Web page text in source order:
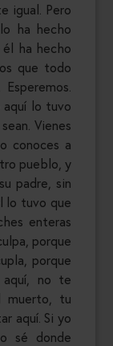
igual. Pero
ha hecho
ha hecho
que todo
aquí lo tuvo
Vienes
conoces a
pueblo, y
padre, sin
lo tuvo que
enteras
porque
porque
no te
muerto, tu
aquí. Si yo
sé donde